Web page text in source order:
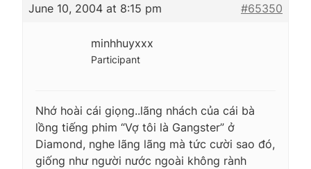
June 10, 2004 at 8:15 pm #65350
minhhuyxxx
Participant
Nhớ hoài cái giọng..lãng nhách của cái bà
lồng tiếng phim “Vợ tôi là Gangster” ở
Diamond, nghe lãng lãng mà tức cười sao đó,
giống như người nước ngoài không rành